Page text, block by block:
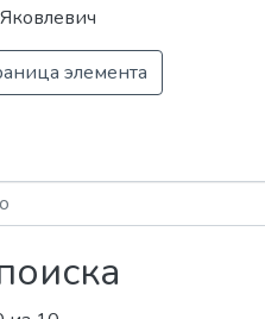
элемента